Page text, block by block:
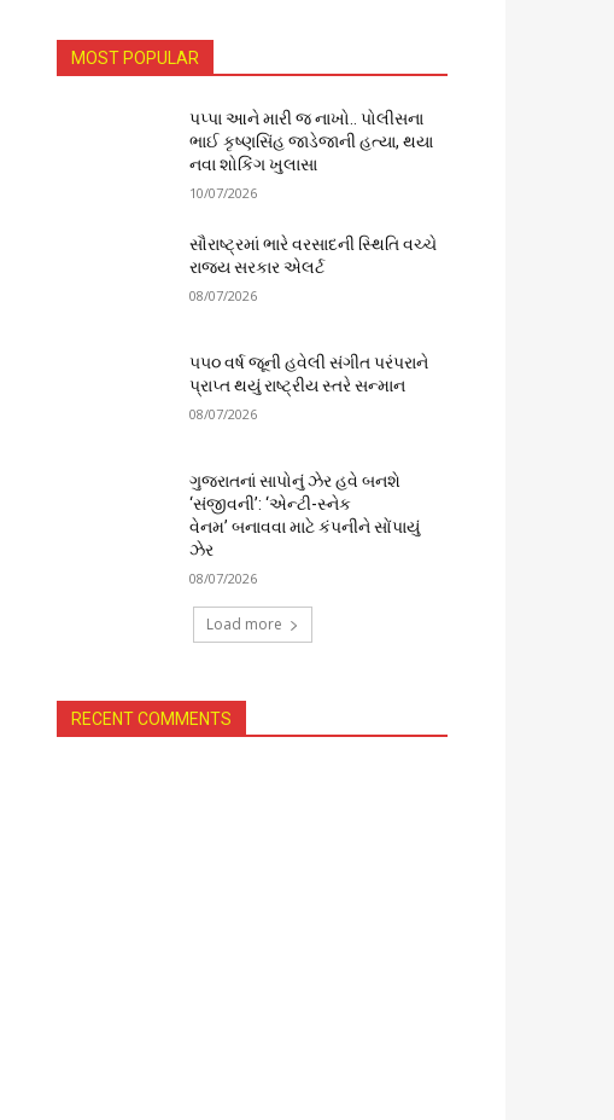
MOST POPULAR
પપ્પા આને મારી જ નાખો.. પોલીસના
ભાઈ કૃષ્ણસિંહ જાડેજાની હત્યા, થયા
નવા શોકિંગ ખુલાસા
10/07/2026
સૌરાષ્ટ્રમાં ભારે વરસાદની સ્થિતિ વચ્ચે
રાજ્ય સરકાર એલર્ટ
08/07/2026
૫૫૦ વર્ષ જૂની હવેલી સંગીત પરંપરાને
પ્રાપ્ત થયું રાષ્ટ્રીય સ્તરે સન્માન
08/07/2026
ગુજરાતનાં સાપોનું ઝેર હવે બનશે
‘સંજીવની’: ‘એન્ટી-સ્નેક
વેનમ’ બનાવવા માટે કંપનીને સોંપાયું
ઝેર
08/07/2026
Load more
RECENT COMMENTS